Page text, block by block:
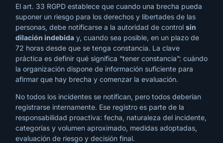
El art. 33 RGPD establece que cuando una brecha pueda
suponer un riesgo para los derechos y libertades de las
personas, debe notificarse a la autoridad de control sin
dilación indebida y, cuando sea posible, en un plazo de
72 horas desde que se tenga constancia. La clave
práctica es definir qué significa “tener constancia”: cuándo
la organización dispone de información suficiente para
afirmar que hay brecha y comenzar la evaluación.
No todos los incidentes se notifican, pero todos deberían
registrarse internamente. Ese registro es parte de la
responsabilidad proactiva: fecha, naturaleza del incidente,
categorías y volumen aproximado, medidas adoptadas,
evaluación de riesgo y decisión final.